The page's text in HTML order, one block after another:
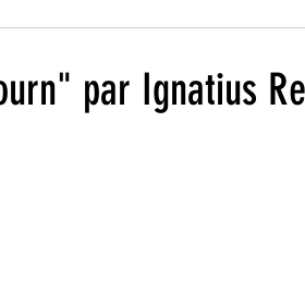
par Ignatius